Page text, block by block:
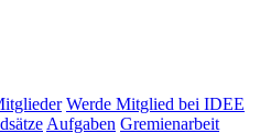
Werde Mitglied bei IDEE
Aufgaben Gremienarbeit